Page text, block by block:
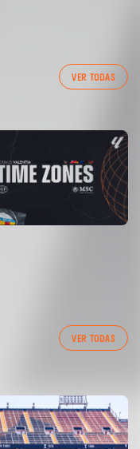
VER TODAS
04/03/26
VER TODAS
6/8/2026